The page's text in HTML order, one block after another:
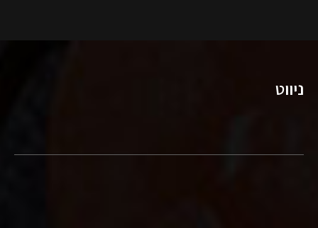
ניווט